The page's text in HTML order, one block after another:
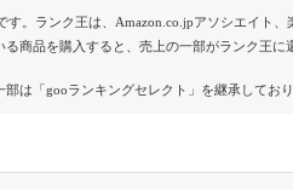
す。ランク王は、Amazon.co.jpアソシエイト
商品を購入すると、売上の一部がランク王に
部は「gooランキングセレクト」を継承しており